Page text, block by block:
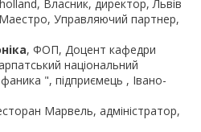
Власник, директор, Львів
Управляючий партнер,
, ФОП, Доцент кафедри
національний
", підприємець , Івано-
Марвель, адміністратор,